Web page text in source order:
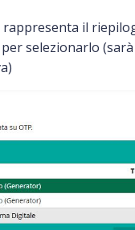
il
per selezionarlo